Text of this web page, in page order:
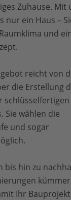
Zuhause. Mit
nur ein Haus –
und
reicht von
die Erstellung
schlüsselfertigen
Sie wählen die
und sogar
bis hin zu
Ihr